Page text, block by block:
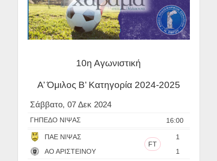
10η Αγωνιστική
Α’ Όμιλος Β’ Κατηγορία 2024-2025
Σάββατο, 07 Δεκ 2024
16:00
ΓΗΠΕΔΟ ΝΙΨΑΣ
ΠΑΕ ΝΙΨΑΣ
1
FT
ΑΟ ΑΡΙΣΤΕΙΝΟΥ
1